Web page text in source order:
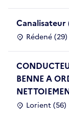
Canalisateur
Rédené (29)
BENNE A
Lorient (56)